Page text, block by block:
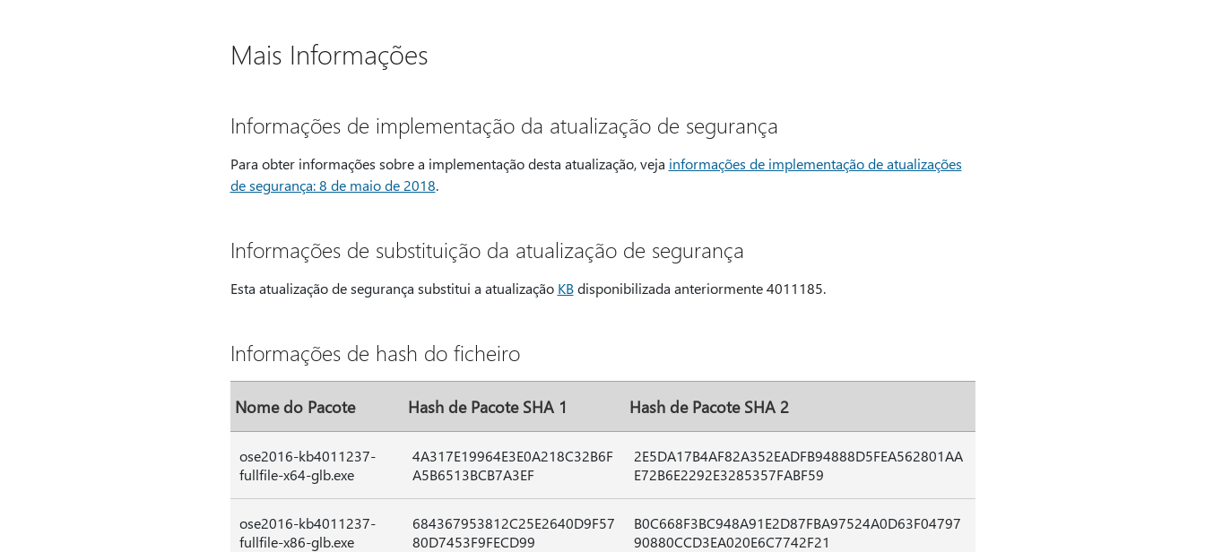
Mais Informações
Informações de implementação da atualização de segurança
Para obter informações sobre a implementação desta atualização, veja informações de implementação de atualizações
de segurança: 8 de maio de 2018.
Informações de substituição da atualização de segurança
Esta atualização de segurança substitui a atualização KBdisponibilizada anteriormente 4011185.
Informações de hash do ficheiro
Nome do Pacote Hash de Pacote SHA 1 Hash de Pacote SHA 2
ose2016-kb4011237-
fullfile-x64-glb.exe
4A317E19964E3E0A218C32B6F
A5B6513BCB7A3EF
2E5DA17B4AF82A352EADFB94888D5FEA562801AA
E72B6E2292E3285357FABF59
ose2016-kb4011237-
fullfile-x86-glb.exe
684367953812C25E2640D9F57
80D7453F9FECD99
B0C668F3BC948A91E2D87FBA97524A0D63F04797
90880CCD3EA020E6C7742F21